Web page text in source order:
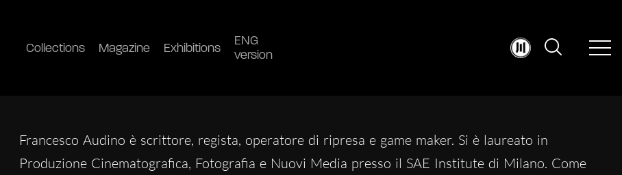
Collections Magazine Exhibitions
ENG
version
Francesco Audino è scrittore, regista, operatore di ripresa e game maker. Si è laureato in
Produzione Cinematografica, Fotografia e Nuovi Media presso il SAE Institute di Milano. Come